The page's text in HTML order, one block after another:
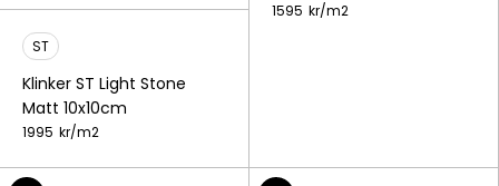
ST
Klinker ST Light Stone
Matt 10x10cm
1995 kr/m2
1595 kr/m2